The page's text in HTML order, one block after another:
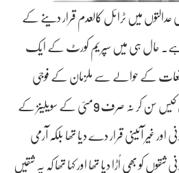
میں ٹرائل کالعدم قرار دینے کے
ہے۔ حال ہی میں سپریم کورٹ کے ایک
9مئی کے واقعات کے حوالے سے ملزمان کے فوجی
عدالتوں میں ٹرائل ایک ہی دن کیس سن کر نہ صرف 9مئی کے سویلینز کے
اور غیر آئینی قرار دے دیا تھا بلکہ آرمی
شقوں کو بھی اُڑا دیا تھا اور کہا تھا کہ یہ شقیں